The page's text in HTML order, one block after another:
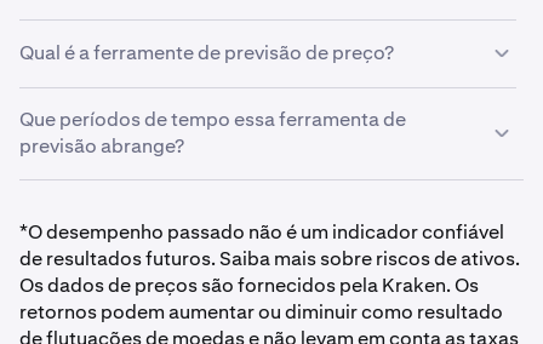
frequentemente influenciadas por uma ampla gama de
fatores. Isso torna incrivelmente difícil prever
corretamente os preços futuros com qualquer grau de
precisão.
Qual é a ferramente de previsão de preço?
possíveis preços futuros de criptomoedas com base em
suas próprias taxas de crescimento anual previstas.
ferramente foi definida como 5% por padrão para
indicação de desempenho futuro.
Que períodos de tempo essa ferramenta de
previsão abrange?
os usuários prevejam preços potenciais de longo prazo.
*O desempenho passado não é um indicador confiável
de resultados futuros. Saiba mais sobre riscos de ativos.
Os dados de preços são fornecidos pela Kraken. Os
retornos podem aumentar ou diminuir como resultado
de flutuações de moedas e não levam em conta as taxas